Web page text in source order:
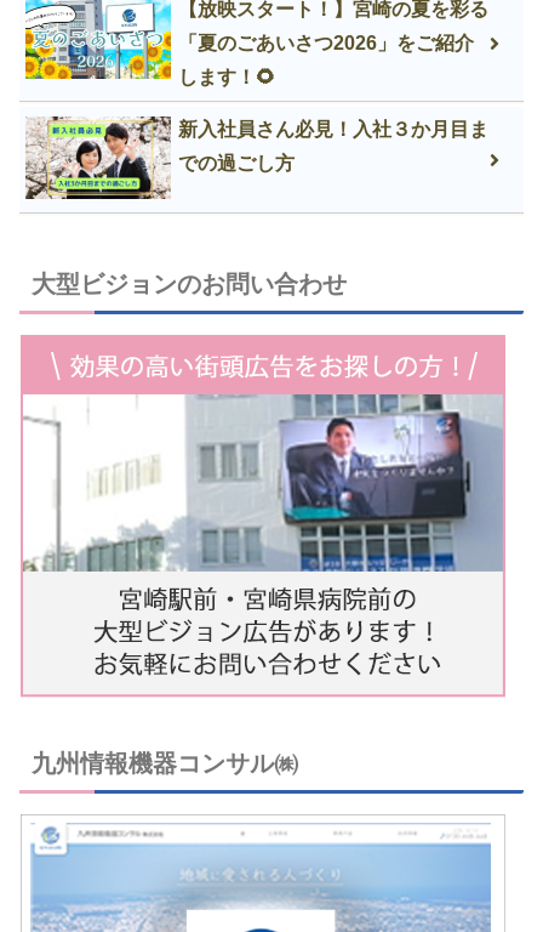
【放映スタート！】宮崎の夏を彩る
「夏のごあいさつ2026」をご紹介
します！🌻
新入社員さん必見！入社３か月目ま
での過ごし方
大型ビジョンのお問い合わせ
九州情報機器コンサル㈱